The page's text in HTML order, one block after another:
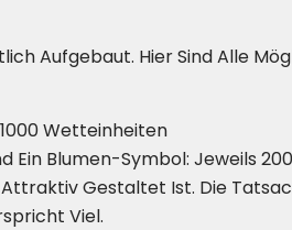
Aufgebaut. Hier Sind Alle
Wetteinheiten
Ein Blumen-Symbol: Jeweils
Gestaltet Ist. Die
Viel.